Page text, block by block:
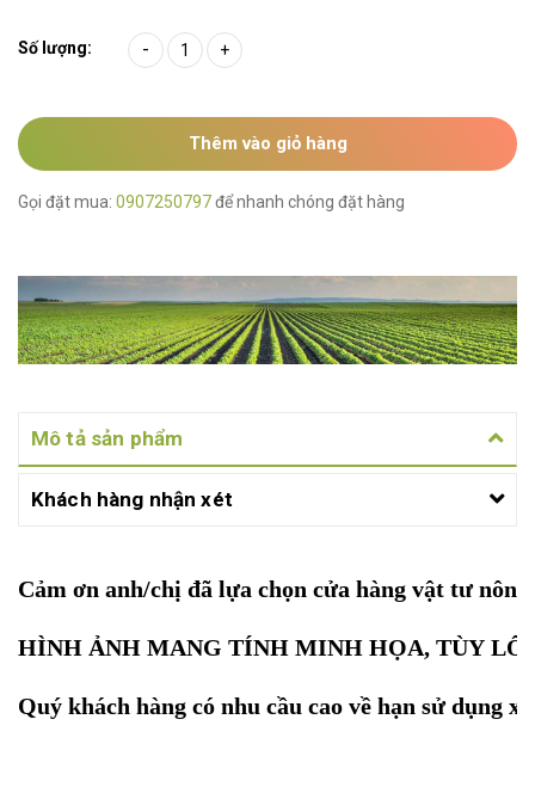
Số lượng: - +
Thêm vào giỏ hàng
Gọi đặt mua: 0907250797để nhanh chóng đặt hàng
Mô tả sản phẩm
Khách hàng nhận xét
Cảm ơn anh/chị đã lựa chọn cửa hàng vật tư
HÌNH ẢNH MANG TÍNH MINH HỌA, TÙY
Quý khách hàng có nhu cầu cao về hạn sử dụng